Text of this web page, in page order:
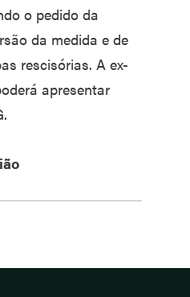
o pedido da
da medida e de
rescisórias. A ex-
apresentar